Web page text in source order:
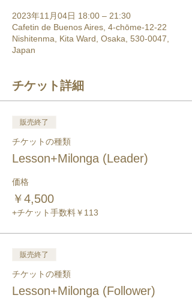
2023年11月04日 18:00 – 21:30
Cafetin de Buenos Aires, 4-chōme-12-22
Nishitenma, Kita Ward, Osaka, 530-0047,
Japan
チケット詳細
販売終了
チケットの種類
Lesson+Milonga (Leader)
価格
￥4,500
+チケット手数料￥113
販売終了
チケットの種類
Lesson+Milonga (Follower)